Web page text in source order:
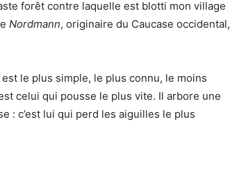
forêt contre laquelle est blotti mon village
Nordmann, originaire du Caucase occidental,
est le plus simple, le plus connu, le moins
celui qui pousse le plus vite. Il arbore une
: c’est lui qui perd les aiguilles le plus